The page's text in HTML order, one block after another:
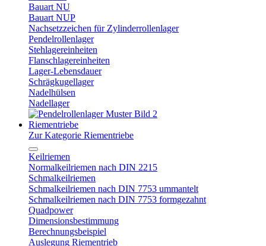
Bauart NU
Bauart NUP
Nachsetzzeichen für Zylinderrollenlager
Pendelrollenlager
Stehlagereinheiten
Flanschlagereinheiten
Lager-Lebensdauer
Schrägkugellager
Nadelhülsen
Nadellager
Riementriebe
Zur Kategorie Riementriebe
Keilriemen
Normalkeilriemen nach DIN 2215
Schmalkeilriemen
Schmalkeilriemen nach DIN 7753 ummantelt
Schmalkeilriemen nach DIN 7753 formgezahnt
Quadpower
Dimensionsbestimmung
Berechnungsbeispiel
Auslegung Riementrieb